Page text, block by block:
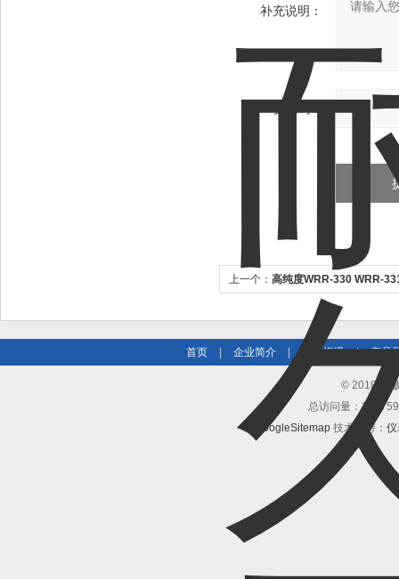
补充说明：
上一个： 高纯度WRR-330 WRR-
首页 企业简介 新闻资讯 | 产品
© 2018 安
总访问量：
GoogleSitemap技术支持： 仪